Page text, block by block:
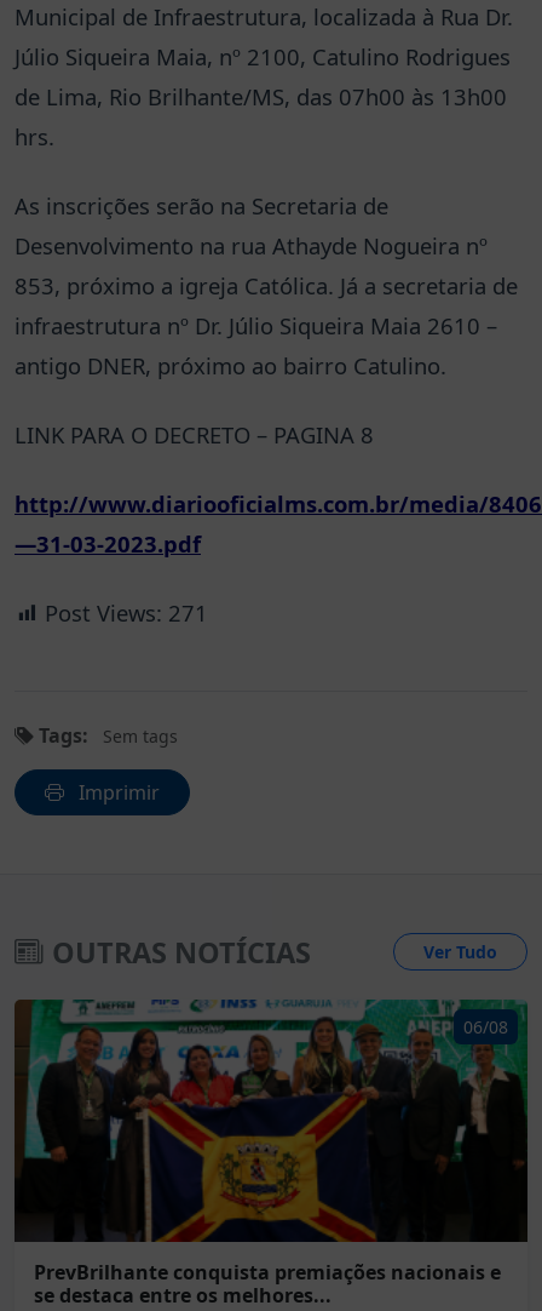
Municipal de Infraestrutura, localizada à Rua Dr.
Júlio Siqueira Maia, nº 2100, Catulino Rodrigues
de Lima, Rio Brilhante/MS, das 07h00 às 13h00
hrs.
As inscrições serão na Secretaria de
Desenvolvimento na rua Athayde Nogueira nº
853, próximo a igreja Católica. Já a secretaria de
infraestrutura nº Dr. Júlio Siqueira Maia 2610 –
antigo DNER, próximo ao bairro Catulino.
LINK PARA O DECRETO – PAGINA 8
http://www.diariooficialms.com.br/media/
—31-03-2023.pdf
Post Views: 271
Tags: Sem tags
Imprimir
OUTRAS NOTÍCIAS Ver Tudo
06/08
PrevBrilhante conquista premiações nacionais e
se destaca entre os melhores...